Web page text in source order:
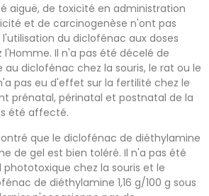
aiguë, de toxicité en administration
et de carcinogenèse n'ont pas
du diclofénac aux doses
Il n'a pas été décelé de
diclofénac chez la souris, le rat ou le
pas eu d'effet sur la fertilité chez le
prénatal, périnatal et postnatal de la
été affecté.
que le diclofénac de diéthylamine
de gel est bien toléré. Il n'a pas été
chez la souris et le
de diéthylamine 1,16 g/100 g sous